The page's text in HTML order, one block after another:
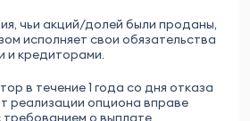
чьи акций/долей были проданы,
исполняет свои обязательства
и кредиторами.
в течение 1 года со дня отказа
реализации опциона вправе
требованием о выплате